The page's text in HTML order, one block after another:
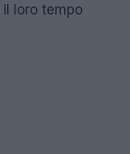
loro tempo